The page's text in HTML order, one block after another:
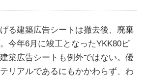
る建築広告シートは撤去後、廃棄
今年6月に竣工となったYKK80ビ
築広告シートも例外ではない。優
リアルであるにもかかわらず、わ